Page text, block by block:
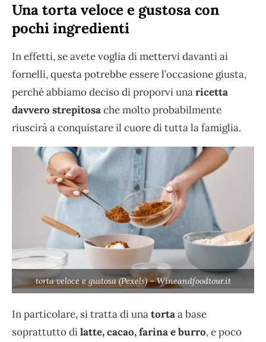
Una torta veloce e gustosa con
pochi ingredienti
In effetti, se avete voglia di mettervi davanti ai
fornelli, questa potrebbe essere l’occasione giusta,
perché abbiamo deciso di proporvi unaricetta
davvero strepitosache molto probabilmente
riuscirà a conquistare il cuore di tutta la famiglia.
torta veloce e gustosa (Pexels) – Wineandfoodtour.it
In particolare, si tratta di unatortaa base
soprattutto dilatte, cacao, farina e burro, e poco